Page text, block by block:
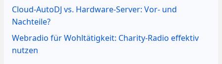
Cloud-AutoDJ vs. Hardware-Server: Vor- und
Nachteile?
Webradio für Wohltätigkeit: Charity-Radio effektiv
nutzen